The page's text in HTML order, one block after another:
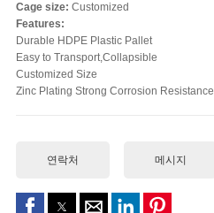
Cage size: Customized
Features:
Durable HDPE Plastic Pallet
Easy to Transport,Collapsible
Customized Size
Zinc Plating Strong Corrosion Resistance
연락처 메시지